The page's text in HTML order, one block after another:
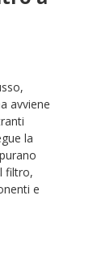
avviene
la
filtro,
e